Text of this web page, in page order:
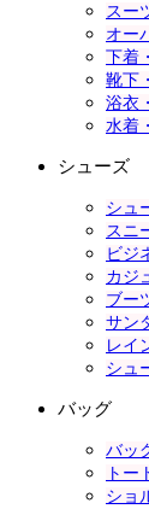
スー
オー
下着
靴下
浴衣
水着
シューズ
シュ
スニ
ビジ
カジ
ブー
サン
レイ
シュ
バッグ
バッ
トー
ショ